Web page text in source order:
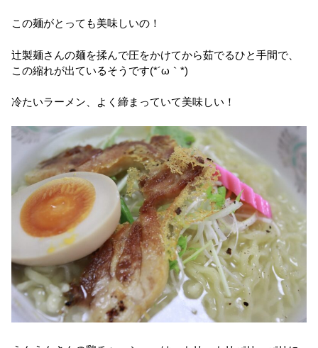
この麺がとっても美味しいの！
辻製麺さんの麺を揉んで圧をかけてから茹でるひと手間で、
この縮れが出ているそうです(*´ω｀*)
冷たいラーメン、よく締まっていて美味しい！